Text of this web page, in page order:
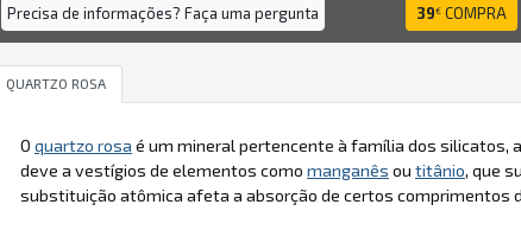
Precisa de informações? Faça uma pergunta 39€ COMPRA
QUARTZO ROSA
O quartzo rosa é um mineral pertencente à família dos silicatos,
deve a vestígios de elementos como manganês ou titânio, que
substituição atômica afeta a absorção de certos comprimentos